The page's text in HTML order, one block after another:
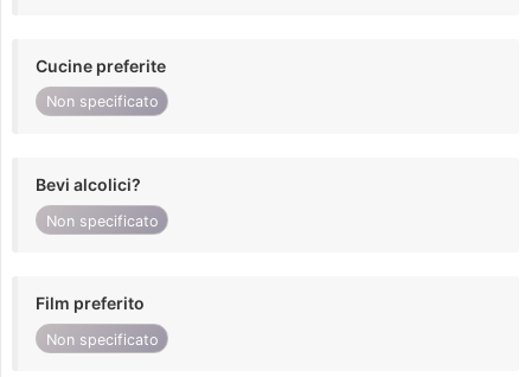
Cucine preferite
Non specificato
Bevi alcolici?
Non specificato
Film preferito
Non specificato